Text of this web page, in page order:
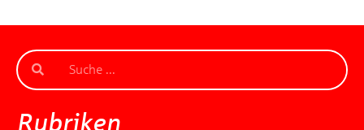
Rubriken
Dezember 2021 verlosen wir 10 Gutscheine des
Beantworten Sie einfach folgende Frage:
Welches Jubiläum feiert die Kreissparkasse
Göppingen in diesem Jahr?